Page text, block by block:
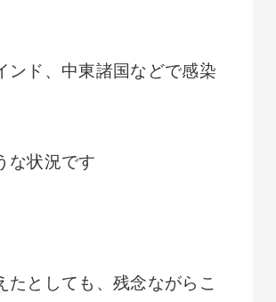
ンド、中東諸国などで感染
な状況です
としても、残念ながらこ